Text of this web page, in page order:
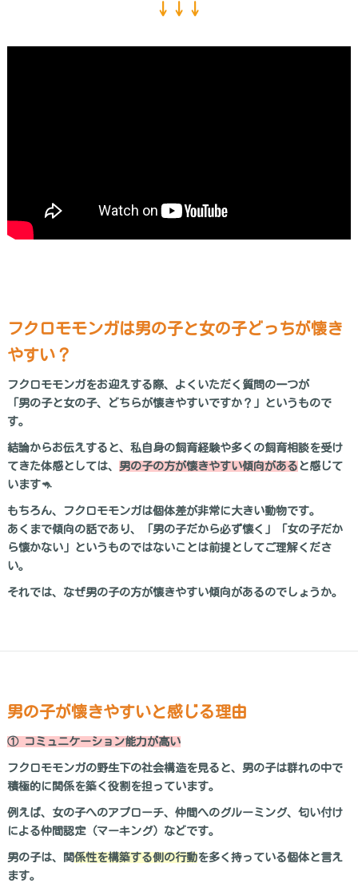
↓↓↓
フクロモモンガは男の子と女の子どっちが懐き
やすい？
フクロモモンガをお迎えする際、よくいただく質問の一つが
「男の子と女の子、どちらが懐きやすいですか？」というもので
す。
結論からお伝えすると、私自身の飼育経験や多くの飼育相談を受け
てきた体感としては、 男の子の方が懐きやすい傾向がある と感じて
います🦘
もちろん、フクロモモンガは個体差が非常に大きい動物です。
あくまで傾向の話であり、「男の子だから必ず懐く」「女の子だか
ら懐かない」というものではないことは前提としてご理解くださ
い。
それでは、なぜ男の子の方が懐きやすい傾向があるのでしょうか。
男の子が懐きやすいと感じる理由
① コミュニケーション能力が高い
フクロモモンガの野生下の社会構造を見ると、男の子は群れの中で
積極的に関係を築く役割を担っています。
例えば、女の子へのアプローチ、仲間へのグルーミング、匂い付け
による仲間認定（マーキング）などです。
男の子は、関係性を構築する側の行動を多く持っている個体と言え
ます。